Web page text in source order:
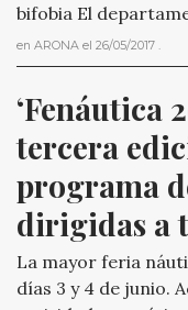
bifobia El
en ARONA el 26/05/2017 .
‘Fenáutica
tercera
programa
dirigidas a
La mayor feria
días 3 y 4 de junio.